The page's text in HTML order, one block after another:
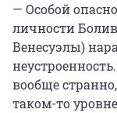
— Особой
личности
Венесуэлы)
вообще
таком-то